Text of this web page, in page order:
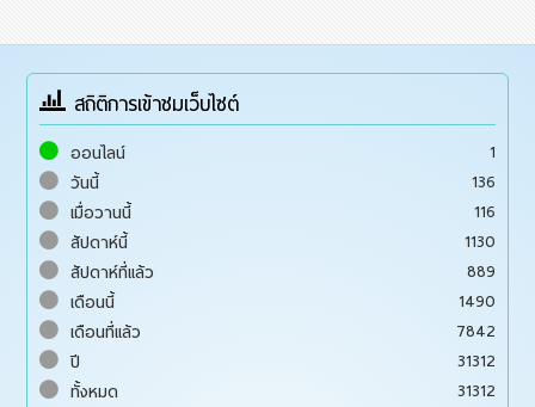
สถิติการเข้าชมเว็บไซต์
ออนไลน์
1
วันนี้
136
เมื่อวานนี้
116
สัปดาห์นี้
1130
สัปดาห์ที่แล้ว
889
เดือนนี้
1490
เดือนที่แล้ว
7842
ปี
31312
ทั้งหมด
31312